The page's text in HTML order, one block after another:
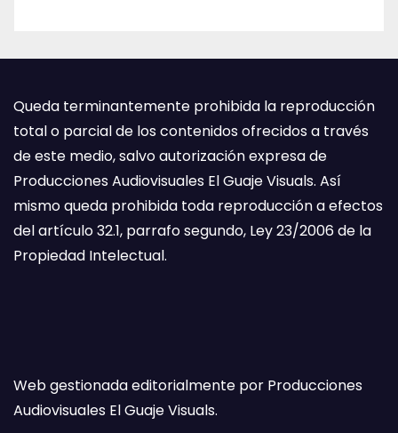
Queda terminantemente prohibida la reproducción
total o parcial de los contenidos ofrecidos a través
de este medio, salvo autorización expresa de
Producciones Audiovisuales El Guaje Visuals. Así
mismo queda prohibida toda reproducción a efectos
del artículo 32.1, parrafo segundo, Ley 23/2006 de la
Propiedad Intelectual.
Web gestionada editorialmente por Producciones
Audiovisuales El Guaje Visuals.